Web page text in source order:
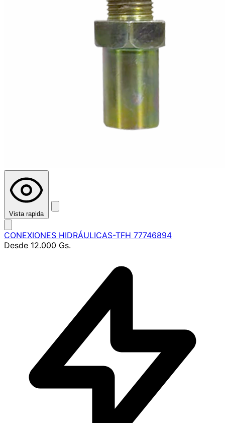
Vista rapida
CONEXIONES HIDRÁULICAS-TFH 77746894
Desde 12.000 Gs.